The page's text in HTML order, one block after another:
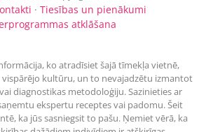
·Tiesības un pienākumi
atklāšana
ko atradīsiet šajā tīmekļa vietnē,
kultūru, un to nevajadzētu izmantot
diagnostikas metodoloģiju. Sazinieties ar
ekspertu receptes vai padomu. Šeit
ka jūs sasniegsit to pašu. Ņemiet vērā, ka